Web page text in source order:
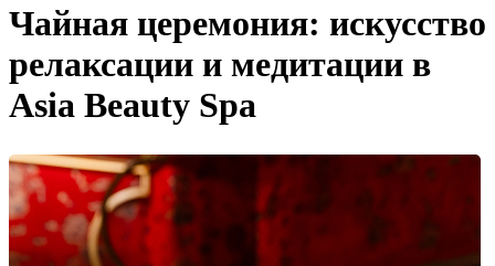
Чайная церемония: искусство
релаксации и медитации в
Asia Beauty Spa